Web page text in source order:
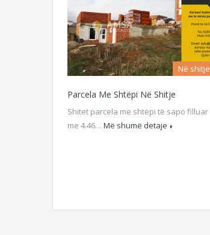
Në shitje
Parcela Me Shtëpi Në Shitje
Shitet parcela me shtëpi të sapo filluar
me 4.46… Më shumë detaje